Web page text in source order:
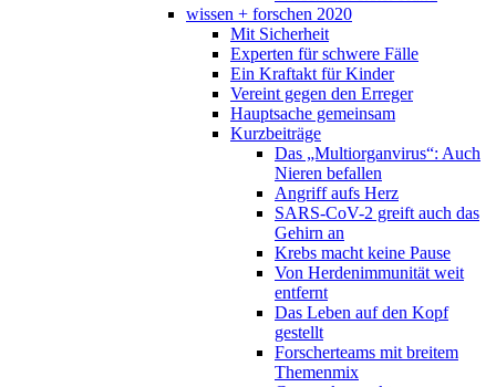
wissen + forschen 2020
Mit Sicherheit
Experten für schwere Fälle
Ein Kraftakt für Kinder
Vereint gegen den Erreger
Hauptsache gemeinsam
Kurzbeiträge
Das „Multiorganvirus“: Auch
Nieren befallen
Angriff aufs Herz
SARS-CoV-2 greift auch das
Gehirn an
Krebs macht keine Pause
Von Herdenimmunität weit
entfernt
Das Leben auf den Kopf
gestellt
Forscherteams mit breitem
Themenmix